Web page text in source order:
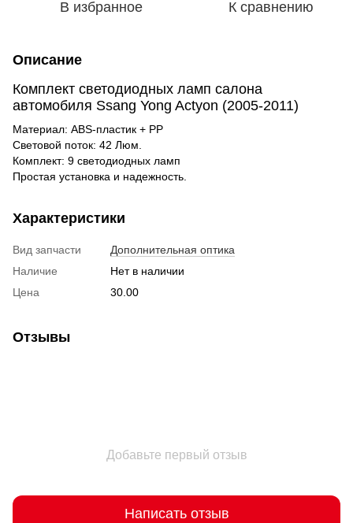
В избранное К сравнению
Описание
Комплект светодиодных ламп салона
автомобиля Ssang Yong Actyon (2005-2011)
Материал: ABS-пластик + PP
Световой поток: 42 Люм.
Комплект: 9 светодиодных ламп
Простая установка и надежность.
Характеристики
Вид запчасти
Дополнительная оптика
Наличие
Нет в наличии
Цена
30.00
Отзывы
Добавьте первый отзыв
Написать отзыв